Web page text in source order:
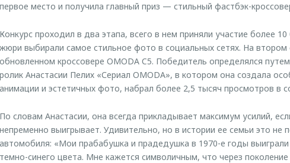
первое место и получила главный приз — стильный фастбэк-
Конкурс проходил в два этапа, всего в нем приняли участие более
жюри выбирали самое стильное фото в социальных сетях. На
обновленном кроссовере OMODA C5. Победитель определялся
ролик Анастасии Пелих «Сериал OMODA», в котором она создала
анимации и эстетичных фото, набрал более 2,5 тысяч просмотров в
По словам Анастасии, она всегда прикладывает максимум усилий,
непременно выигрывает. Удивительно, но в истории ее семьи это
автомобиля: «Мои прабабушка и прадедушка в 1970-е годы
темно-синего цвета. Мне кажется символичным, что через